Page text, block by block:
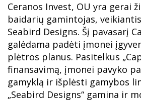
Ceranos Invest, OU yra gerai
baidarių gamintojas,
Seabird Designs. Šį pavasarį
galėdama padėti įmonei
plėtros planus. Pasitelkus
finansavimą, įmonei pavyko
gamyklą ir išplėsti gamybos
„Seabird Designs“ gamina ir